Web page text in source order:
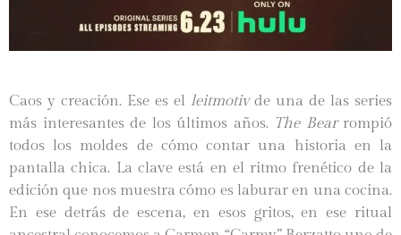
Caos y creación. Ese es el leitmotiv de una de las series
más interesantes de los últimos años. The Bearrompió
todos los moldes de cómo contar una historia en la
pantalla chica. La clave está en el ritmo frenético de la
edición que nos muestra cómo es laburar en una cocina.
En ese detrás de escena, en esos gritos, en ese ritual